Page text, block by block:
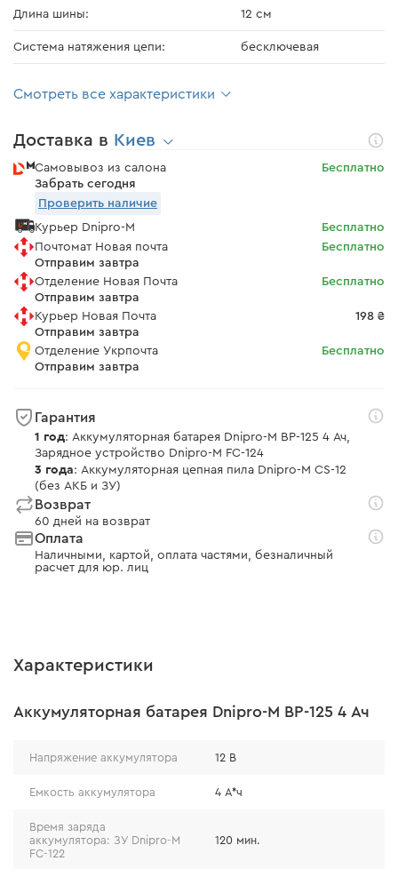
Длина шины: 12 см
Система натяжения цепи: бесключевая
Смотреть все характеристики
Доставка в Киев
Самовывоз из салона
Забрать сегодня
Бесплатно
Проверить наличие
Курьер Dnipro-M
Бесплатно
Почтомат Новая почта
Отправим завтра
Бесплатно
Отделение Новая Почта
Отправим завтра
Бесплатно
Курьер Новая Почта
Отправим завтра
198 ₴
Отделение Укрпочта
Отправим завтра
Бесплатно
Гарантия
1 год: Аккумуляторная батарея Dnipro-M BP-125 4 Ач,
Зарядное устройство Dnipro-M FC-124
3 года: Аккумуляторная цепная пила Dnipro-M CS-12
(без АКБ и ЗУ)
Возврат
60 дней на возврат
Оплата
Наличными, картой, оплата частями, безналичный
расчет для юр. лиц
Характеристики
Аккумуляторная батарея Dnipro-M BP-125 4 Ач
Напряжение аккумулятора 12 В
Емкость аккумулятора 4 А*ч
Время заряда
аккумулятора: ЗУ Dnipro-M
FC-122
120 мин.